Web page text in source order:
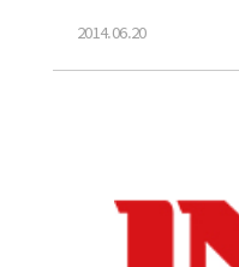
2014.06.20